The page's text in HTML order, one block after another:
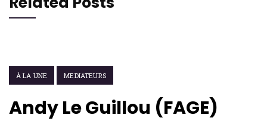
À LA UNE MEDIATEURS
Andy Le Guillou (FAGE)